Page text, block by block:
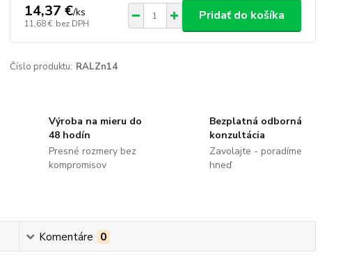
14,37 €/ks
11,68 € bez DPH
Pridať do košíka
Číslo produktu: RALZn14
Výroba na mieru do
48 hodín
Presné rozmery bez
kompromisov
Bezplatná odborná
konzultácia
Zavolajte - poradíme
hneď
Komentáre 0